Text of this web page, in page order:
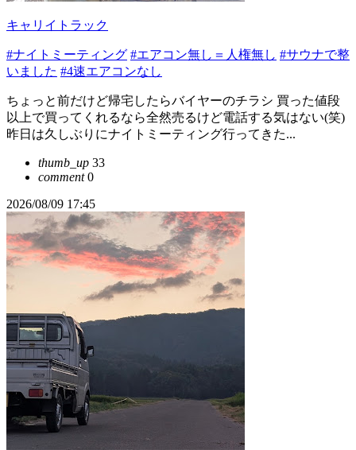
キャリイトラック
#ナイトミーティング #エアコン無し＝人権無し #サウナで整
いました #4速エアコンなし
ちょっと前だけど帰宅したらバイヤーのチラシ 買った値段
以上で買ってくれるなら全然売るけど電話する気はない(笑)
昨日は久しぶりにナイトミーティング行ってきた...
thumb_up 33
comment0
2026/08/09 17:45